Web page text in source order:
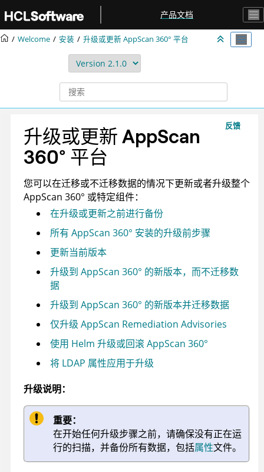
产品文档
Welcome 安装 升级或更新 AppScan 360° 平台
反馈
升级或更新 AppScan
360° 平台
您可以在迁移或不迁移数据的情况下更新或者升级整个
AppScan 360° 或特定组件：
在升级或更新之前进行备份
所有 AppScan 360° 安装的升级前步骤
更新当前版本
升级到 AppScan 360° 的新版本，而不迁移数
据
升级到 AppScan 360° 的新版本并迁移数据
仅升级 AppScan Remediation Advisories
使用 Helm 升级或回滚 AppScan 360°
将 LDAP 属性应用于升级
升级说明：
重要：
在开始任何升级步骤之前，请确保没有正在运
行的扫描，并备份所有数据，包括属性文件。